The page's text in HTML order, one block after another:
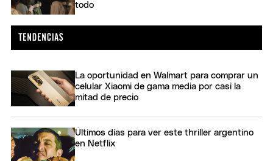
todo
La oportunidad en Walmart para comprar un
celular Xiaomi de gama media por casi la
mitad de precio
Últimos días para ver este thriller argentino
en Netflix